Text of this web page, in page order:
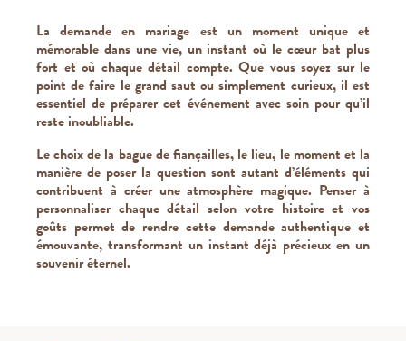
La demande en mariage est un moment unique et
mémorable dans une vie, un instant où le cœur bat plus
fort et où chaque détail compte. Que vous soyez sur le
point de faire le grand saut ou simplement curieux, il est
essentiel de préparer cet événement avec soin pour qu’il
reste inoubliable.
Le choix de la bague de fiançailles, le lieu, le moment et la
manière de poser la question sont autant d’éléments qui
contribuent à créer une atmosphère magique. Penser à
personnaliser chaque détail selon votre histoire et vos
goûts permet de rendre cette demande authentique et
émouvante, transformant un instant déjà précieux en un
souvenir éternel.